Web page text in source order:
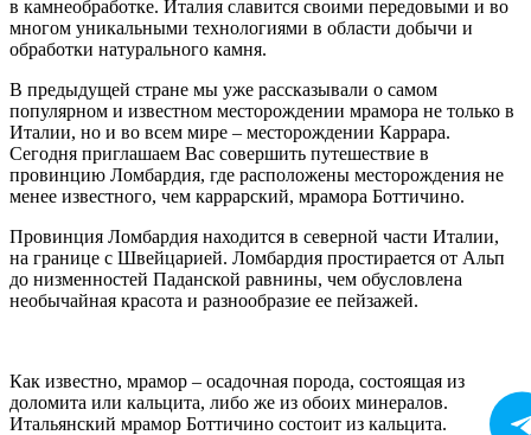
в камнеобработке. Италия славится своими передовыми и во
многом уникальными технологиями в области добычи и
обработки натурального камня.
В предыдущей стране мы уже рассказывали о самом
популярном и известном месторождении мрамора не только в
Италии, но и во всем мире – месторождении Каррара.
Сегодня приглашаем Вас совершить путешествие в
провинцию Ломбардия, где расположены месторождения не
менее известного, чем каррарский, мрамора Боттичино.
Провинция Ломбардия находится в северной части Италии,
на границе с Швейцарией. Ломбардия простирается от Альп
до низменностей Паданской равнины, чем обусловлена
необычайная красота и разнообразие ее пейзажей.
Как известно, мрамор – осадочная порода, состоящая из
доломита или кальцита, либо же из обоих минералов.
Итальянский мрамор Боттичино состоит из кальцита.